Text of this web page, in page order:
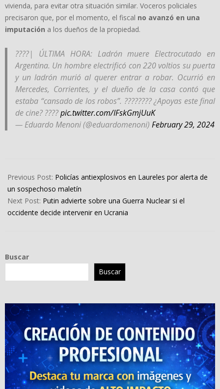
vivienda, para evitar otra situación similar. Voceros policiales
precisaron que, por el momento, el fiscal no avanzó en una
imputación a los dueños de la propiedad.
????| ÚLTIMA HORA: Ladrón muere Electrocutado en
Argentina. Un hombre electrificó con 220 voltios su puerta
y un ladrón murió al querer entrar a robar. Ocurrió en
Mercedes, Corrientes, y el dueño de la casa contó que
estaba “cansado de los robos”. ???????? ¿Apoyas este final
de cine? ????pic.twitter.com/IFskGmjUuK
— Eduardo Menoni (@eduardomenoni) February 29, 2024
02-
29
Previous Post: Policías antiexplosivos en Laureles por alerta de
un sospechoso maletín
Next Post: Putin advierte sobre una Guerra Nuclear si el
occidente decide intervenir en Ucrania
Buscar
Buscar